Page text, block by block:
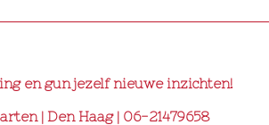
en gun jezelf nieuwe inzichten!
| Den Haag | 06-21479658